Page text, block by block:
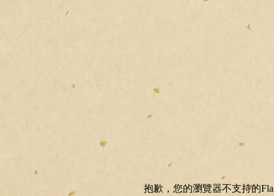
抱歉，您的瀏覽器不支持的